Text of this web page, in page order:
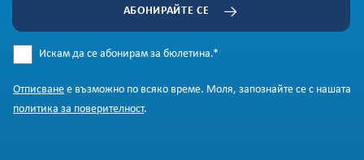
АБОНИРАЙТЕ СЕ
Искам да се абонирам за бюлетина.*
Отписване е възможно по всяко време. Моля, запознайте се с нашата
политика за поверителност.